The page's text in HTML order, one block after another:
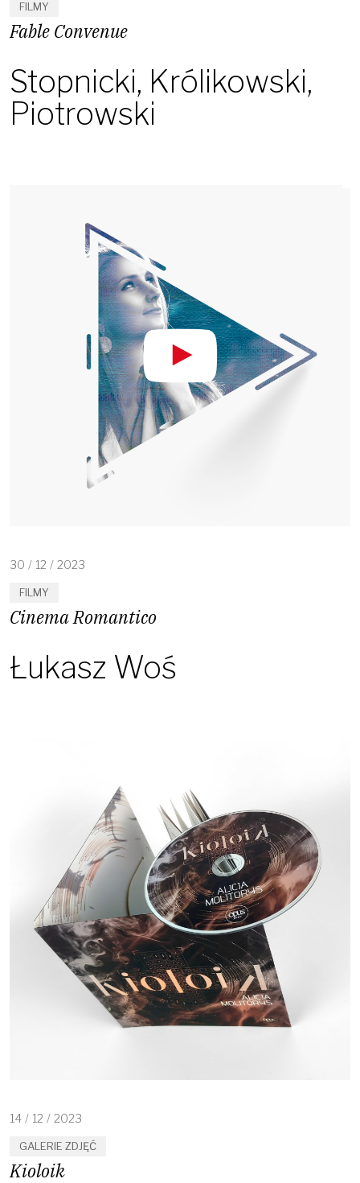
FILMY
Fable Convenue
Stopnicki, Królikowski,
Piotrowski
30 / 12 / 2023
FILMY
Cinema Romantico
Łukasz Woś
14 / 12 / 2023
GALERIE ZDJĘĆ
Kioloik